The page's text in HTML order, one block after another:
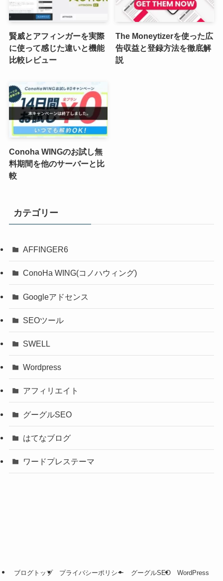
賢威とアフィンガーを実際
に使って感じた違いと機能
比較レビュー
The Moneytizerを使った広
告収益と登録方法を徹底解
説
Conoha WINGのお試し無
料期間を他のサーバーと比
較
カテゴリー
AFFINGER6
ConoHa WING(コノハウィング)
Googleアドセンス
SEOツール
SWELL
Wordpress
アフィリエイト
グーグルSEO
はてなブログ
ワードプレステーマ
ブログトップ プライバシーポリシー グーグルSEO WordPress